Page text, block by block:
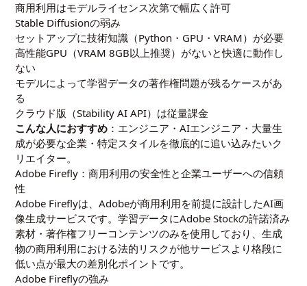
商用利用はモデルライセンス次第で幅広く許可
Stable Diffusionの弱み
セットアップに技術知識（Python・GPU・VRAM）が必要
高性能GPU（VRAM 8GB以上推奨）がないと快適に動作し
ない
モデルによって学習データの著作権問題が残るケースがあ
る
クラウド版（Stability AI API）は従量課金
こんな人におすすめ ：エンジニア・AIエンジニア・大量生
成が必要な企業・特定スタイルを徹底的に追い込みたいク
リエイター。
Adobe Firefly：商用利用の安全性と企業ユーザーへの信頼
性
Adobe Fireflyは、Adobeが商用利用を前提に設計したAI画
像生成サービスです。学習データにAdobe Stockの許諾済み
素材・著作権フリーコンテンツのみを使用しており、生成
物の商用利用における法的リスクが他サービスより格段に
低い点が最大の差別化ポイントです。
Adobe Fireflyの強み